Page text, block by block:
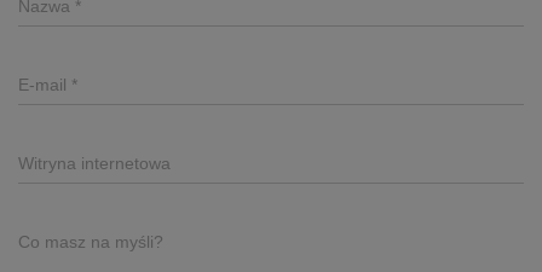
Nazwa *
E-mail *
Witryna internetowa
Co masz na myśli?